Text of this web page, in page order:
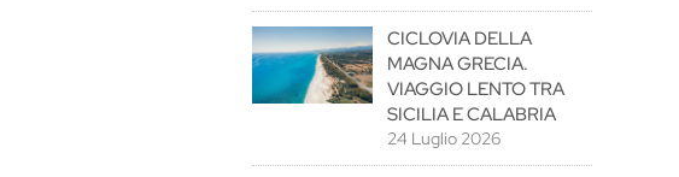
CICLOVIA DELLA
MAGNA GRECIA.
VIAGGIO LENTO TRA
SICILIA E CALABRIA
24 Luglio 2026